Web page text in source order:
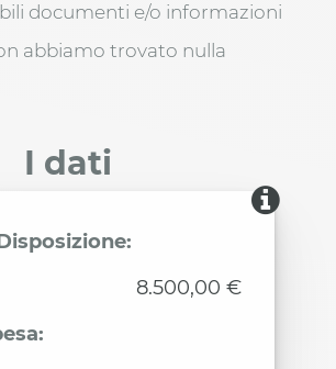
documenti e/o informazioni
abbiamo trovato nulla
I dati
8.500,00 €